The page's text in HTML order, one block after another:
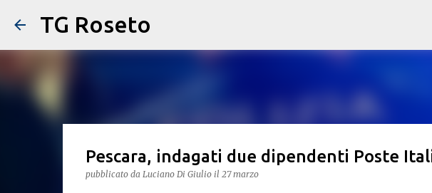
TG Roseto
Pescara, indagati due dipendenti Poste
pubblicato da Luciano Di Giulio il 27 marzo